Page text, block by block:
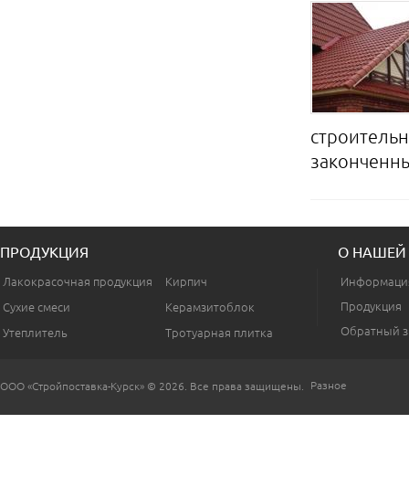
ПРОДУКЦИЯ
Лакокрасочная продукция
Сухие смеси
Утеплитель
Кирпич
Керамзитоблок
Тротуарная плитка
О
Продукция
Обратный
ООО «Стройпоставка-Курск» © 2026. Все права защищены. Разное